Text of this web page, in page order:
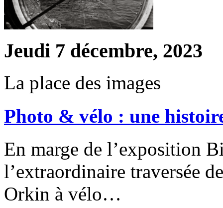
Jeudi 7 décembre, 2023
La place des images
Photo & vélo : une
En marge de l’exposition
l’extraordinaire traversée
Orkin à vélo…